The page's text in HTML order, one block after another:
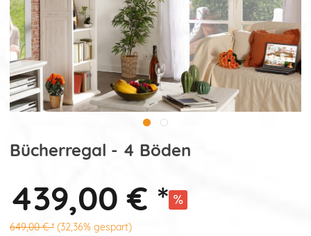
Bücherregal - 4 Böden
439,00 € *
649,00 € * (32,36% gespart)